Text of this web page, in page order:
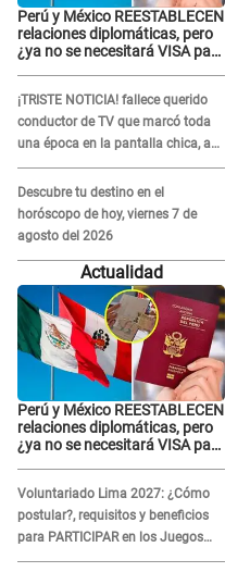
Perú y México REESTABLECEN
relaciones diplomáticas, pero
¿ya no se necesitará VISA para
¡TRISTE NOTICIA! fallece querido
conductor de TV que marcó toda
una época en la pantalla chica, así
fue su repentino adiós
Descubre tu destino en el
horóscopo de hoy, viernes 7 de
agosto del 2026
Actualidad
Perú y México REESTABLECEN
relaciones diplomáticas, pero
¿ya no se necesitará VISA para
Voluntariado Lima 2027: ¿Cómo
postular?, requisitos y beneficios
para PARTICIPAR en los Juegos
Panamericanos